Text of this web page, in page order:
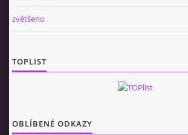
zvětšeno
TOPLIST
OBLÍBENÉ ODKAZY